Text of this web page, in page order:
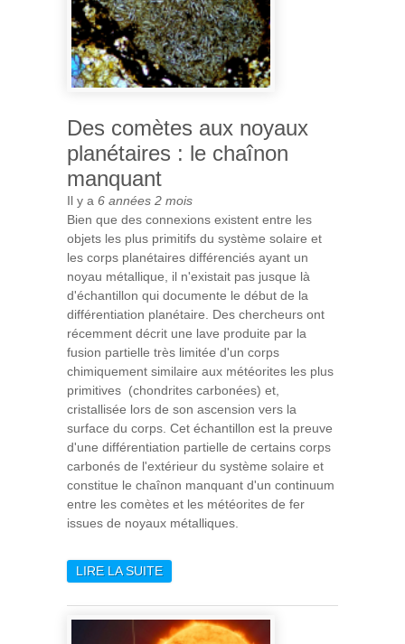
Des comètes aux noyaux
planétaires : le chaînon
manquant
Il y a 6 années 2 mois
Bien que des connexions existent entre les
objets les plus primitifs du système solaire et
les corps planétaires différenciés ayant un
noyau métallique, il n'existait pas jusque là
d'échantillon qui documente le début de la
différentiation planétaire. Des chercheurs ont
récemment décrit une lave produite par la
fusion partielle très limitée d'un corps
chimiquement similaire aux météorites les plus
primitives (chondrites carbonées) et,
cristallisée lors de son ascension vers la
surface du corps. Cet échantillon est la preuve
d'une différentiation partielle de certains corps
carbonés de l'extérieur du système solaire et
constitue le chaînon manquant d'un continuum
entre les comètes et les météorites de fer
issues de noyaux métalliques.
LIRE LA SUITEDE DES COMÈTES AUX
CHAÎNON MANQUANT